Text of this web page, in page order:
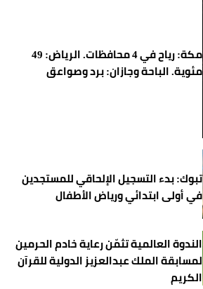
مكة: رياح في 4 محافظات. الرياض: 49
مئوية. الباحة وجازان: برد وصواعق
تبوك: بدء التسجيل الإلحاقي للمستجدين
في أولى ابتدائي ورياض الأطفال
الندوة العالمية تثمّن رعاية خادم الحرمين
لمسابقة الملك عبدالعزيز الدولية للقرآن
الكريم